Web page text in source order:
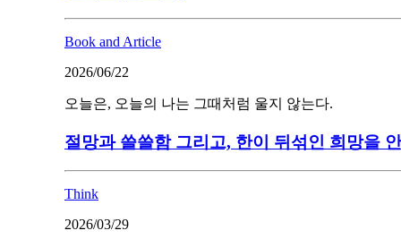
Book and Article
2026/06/22
오늘은, 오늘의 나는 그때처럼 울지 않는다.
절망과 쓸쓸함 그리고, 한이 뒤섞인 희망을
Think
2026/03/29